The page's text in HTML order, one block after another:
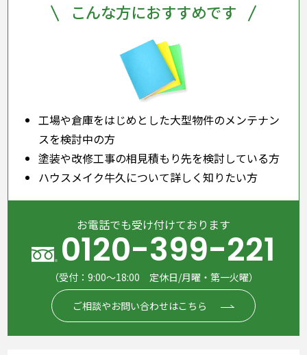
こんな方におすすめです
工場や倉庫をはじめとした大型物件のメンテナン
スを検討中の方
塗装や改修工事の相見積もり先を検討している方
ハウスメイク牛久について詳しく知りたい方
お電話でも受け付けております
0120-399-221
（受付：9:00～18:00 定休日/月曜・第一火曜）
ご相談やお問い合わせはこちら